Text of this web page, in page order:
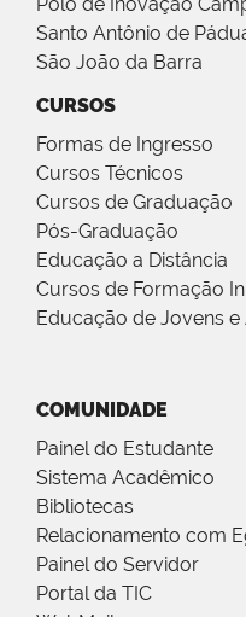
Polo de Inovação
Santo Antônio de
São João da Barra
CURSOS
Formas de Ingresso
Cursos Técnicos
Cursos de Graduação
Pós-Graduação
Educação a Distância
Cursos de Formação
Educação de Jovens
COMUNIDADE
Painel do Estudante
Sistema Acadêmico
Bibliotecas
Relacionamento com
Painel do Servidor
Portal da TIC